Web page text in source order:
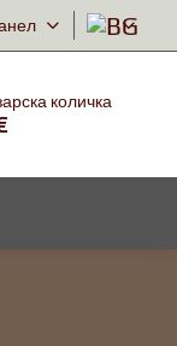
количка